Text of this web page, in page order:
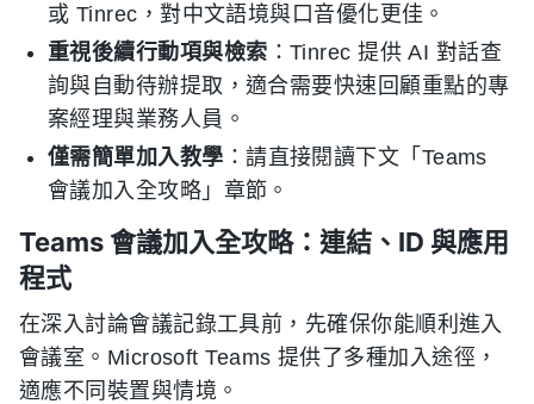
或 Tinrec，對中文語境與口音優化更佳。
重視後續行動項與檢索 ：Tinrec 提供 AI 對話查
詢與自動待辦提取，適合需要快速回顧重點的專
案經理與業務人員。
僅需簡單加入教學 ：請直接閱讀下文「Teams
會議加入全攻略」章節。
Teams 會議加入全攻略：連結、ID 與應用
程式
在深入討論會議記錄工具前，先確保你能順利進入
會議室。Microsoft Teams 提供了多種加入途徑，
適應不同裝置與情境。